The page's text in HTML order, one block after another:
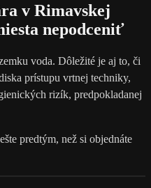
v Rimavskej
nepodceniť
voda. Dôležité je aj to, či
prístupu vrtnej techniky,
rizík, predpokladanej
predtým, než si objednáte